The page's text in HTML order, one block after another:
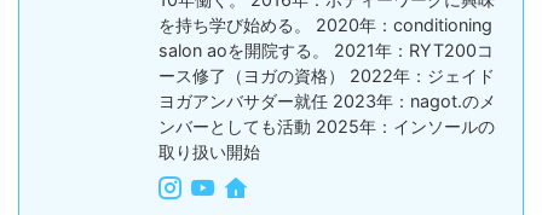
を持ち学び始める。 2020年：conditioning
salon aoを開院する。 2021年：RYT200コ
ース修了（ヨガの資格） 2022年：ジェイド
ヨガアンバサダー就任 2023年：nagot.のメ
ンバーとしても活動 2025年：インソールの
取り扱い開始